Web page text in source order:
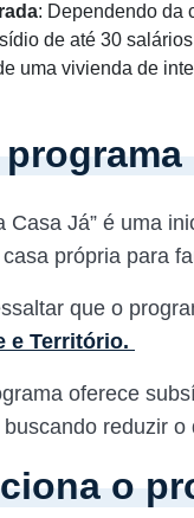
: Dependendo da
de até 30
uma vivienda de
Casa Já” é uma
própria para
que o
e Território.
oferece
reduzir
o